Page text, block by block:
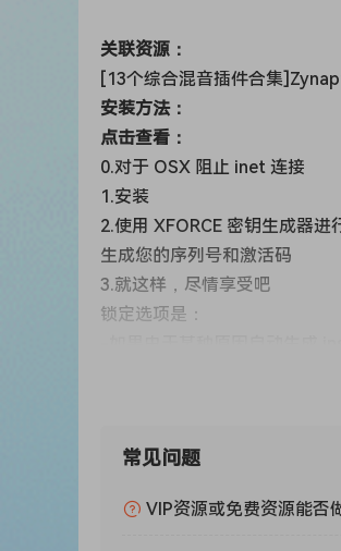
关联资源：
[13个综合混音插件合集
安装方法：
点击查看：
0.对于 OSX 阻止 inet 连接
1.安装
2.使用 XFORCE 密钥生成器进
生成您的序列号和激活码
3.就这样，尽情享受吧
锁定选项是：
将其粘贴到 kg 中并为其生成激
并且序列号 + 激活码只能成对
常见问题
VIP资源或免费资源能否